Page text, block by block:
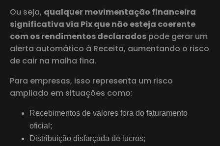
Ou seja, qualquer movimentação financeira
significativa via Pix que não esteja coerente
com os rendimentos declarados pode gerar um
alerta automático à Receita, aumentando o risco
de cair na malha fina.
Para empresas, isso representa um risco
ampliado em situações como:
Recebimentos de valores fora do faturamento
oficial;
Distribuição disfarçada de lucros;